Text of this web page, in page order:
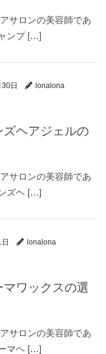
サロンの美容師であ
ンプ […]
日 lonalona
ズヘアジェルの
サロンの美容師であ
ズヘ […]
lonalona
マワックスの選
サロンの美容師であ
マヘ […]